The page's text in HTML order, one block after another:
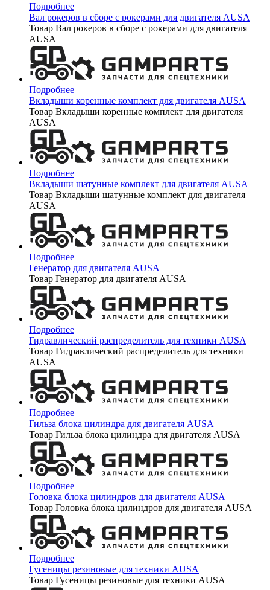
Подробнее
Вал рокеров в сборе с рокерами для двигателя AUSA
Товар Вал рокеров в сборе с рокерами для двигателя
AUSA
Подробнее
Вкладыши коренные комплект для двигателя AUSA
Товар Вкладыши коренные комплект для двигателя
AUSA
Подробнее
Вкладыши шатунные комплект для двигателя AUSA
Товар Вкладыши шатунные комплект для двигателя
AUSA
Подробнее
Генератор для двигателя AUSA
Товар Генератор для двигателя AUSA
Подробнее
Гидравлический распределитель для техники AUSA
Товар Гидравлический распределитель для техники
AUSA
Подробнее
Гильза блока цилиндра для двигателя AUSA
Товар Гильза блока цилиндра для двигателя AUSA
Подробнее
Головка блока цилиндров для двигателя AUSA
Товар Головка блока цилиндров для двигателя AUSA
Подробнее
Гусеницы резиновые для техники AUSA
Товар Гусеницы резиновые для техники AUSA